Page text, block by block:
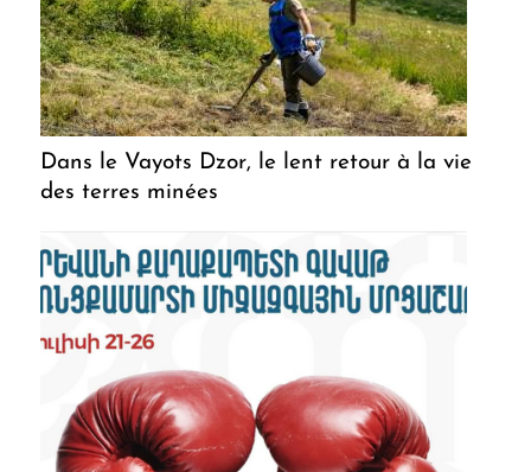
Dans le Vayots Dzor, le lent retour à la vie
des terres minées